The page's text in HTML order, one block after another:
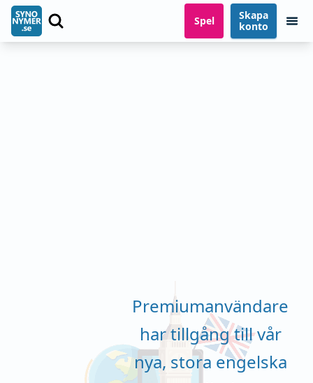
Spel
Skapa
konto
Premiumanvändare
har tillgång till vår
nya, stora engelska